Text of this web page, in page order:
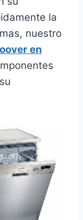
la
nuestro
en